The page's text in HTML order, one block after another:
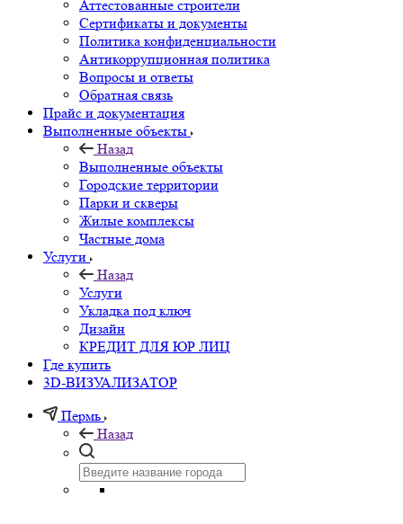
Аттестованные строители
Сертификаты и документы
Политика конфиденциальности
Антикоррупционная политика
Вопросы и ответы
Обратная связь
Прайс и документация
Выполненные объекты
Назад
Выполненные объекты
Городские территории
Парки и скверы
Жилые комплексы
Частные дома
Услуги
Назад
Услуги
Укладка под ключ
Дизайн
КРЕДИТ ДЛЯ ЮР ЛИЦ
Где купить
3D-ВИЗУАЛИЗАТОР
Пермь
Назад